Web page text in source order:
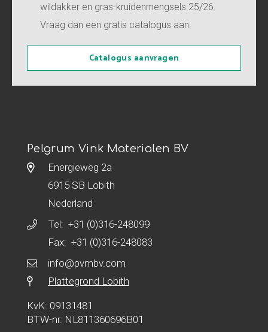
wildakker en gras-kruidenmengsels 25/26.
Vraag dan een gratis catalogus aan.
Catalogus aanvragen
Pelgrum Vink Materialen BV
Energieweg 2a
6915 SB Lobith
Nederland
Tel: +31 (0)316-248099
Fax: +31 (0)316-248083
info@pvmbv.com
Plattegrond Lobith
KvK: 09131481
BTW-nr. NL811360696B01